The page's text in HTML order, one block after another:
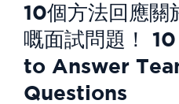
10個方法回應關
嘅面試問題！
to Answer
Questions